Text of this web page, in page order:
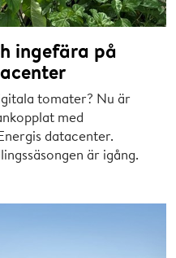
ingefära på
tomater? Nu är
med
datacenter.
är igång.